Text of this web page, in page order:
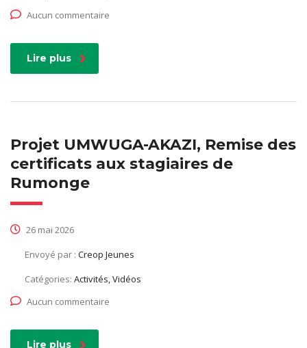
Aucun commentaire
Lire plus
Projet UMWUGA-AKAZI, Remise des
certificats aux stagiaires de
Rumonge
26 mai 2026
Envoyé par : Creop Jeunes
Catégories: Activités, Vidéos
Aucun commentaire
Lire plus